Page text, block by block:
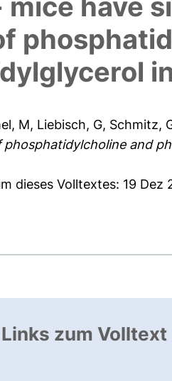
M, Liebisch, G, Schmitz,
phosphatidylcholine and
dieses Volltextes: 19 Dez
zum Volltext